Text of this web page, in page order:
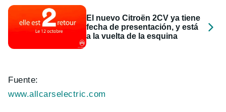
El nuevo Citroën 2CV ya tiene
fecha de presentación, y está
a la vuelta de la esquina
Fuente:
www.allcarselectric.com